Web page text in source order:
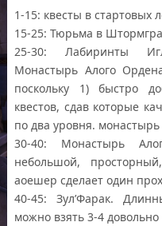
1-15: квесты в стартовых
15-25: Тюрьма в
25-30: Лабиринты
Монастырь Алого
поскольку 1) быстро
квестов, сдав которые
по два уровня. монастырь
30-40: Монастырь
небольшой,
аоешер сделает один
40-45: Зул’Фарак.
можно взять 3-4